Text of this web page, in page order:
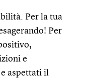
Per la tua
Per
e
aspettati il